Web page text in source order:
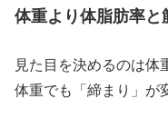
体重より体脂肪率
見た目を決めるのは体
体重でも「締まり」が